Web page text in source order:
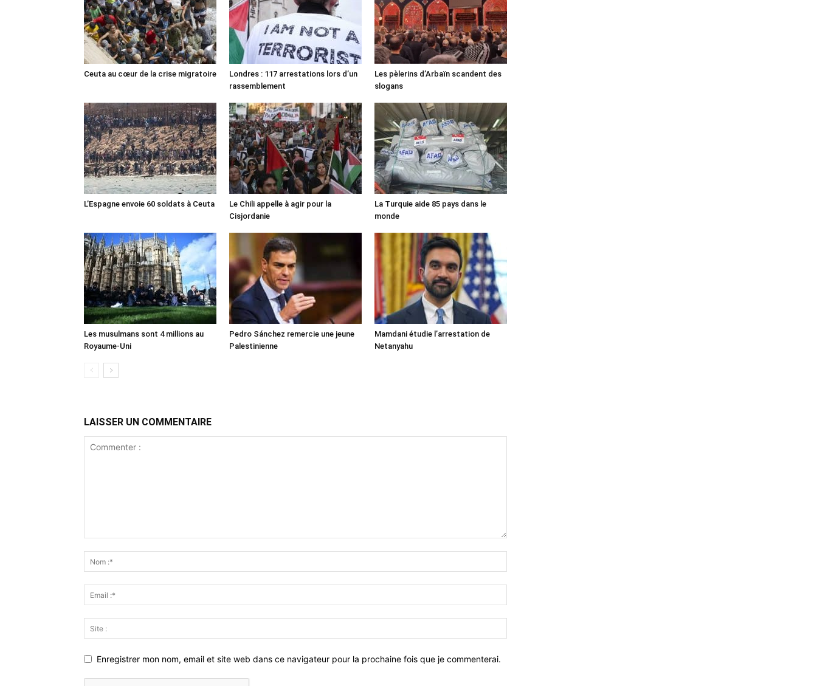
Ceuta au cœur de la crise migratoire
Londres : 117 arrestations lors d’un
rassemblement
Les pèlerins d’Arbaïn scandent des
slogans
L’Espagne envoie 60 soldats à Ceuta
Le Chili appelle à agir pour la
Cisjordanie
La Turquie aide 85 pays dans le
monde
Les musulmans sont 4 millions au
Royaume-Uni
Pedro Sánchez remercie une jeune
Palestinienne
Mamdani étudie l’arrestation de
Netanyahu
LAISSER UN COMMENTAIRE
Enregistrer mon nom, email et site web dans ce navigateur pour la prochaine fois que je commenterai.